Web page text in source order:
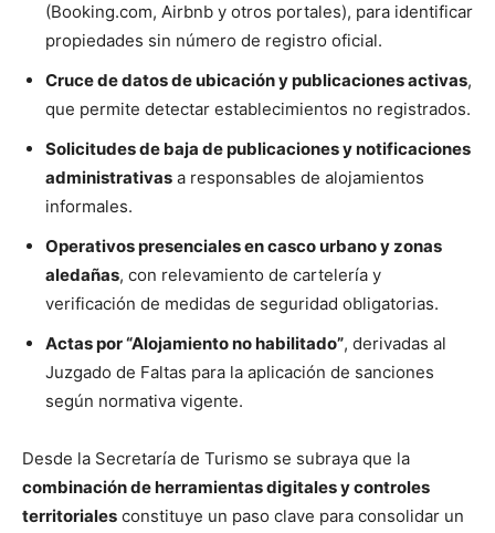
(Booking.com, Airbnb y otros portales), para identificar
propiedades sin número de registro oficial.
Cruce de datos de ubicación y publicaciones activas,
que permite detectar establecimientos no registrados.
Solicitudes de baja de publicaciones y notificaciones
administrativas a responsables de alojamientos
informales.
Operativos presenciales en casco urbano y zonas
aledañas, con relevamiento de cartelería y
verificación de medidas de seguridad obligatorias.
Actas por “Alojamiento no habilitado”, derivadas al
Juzgado de Faltas para la aplicación de sanciones
según normativa vigente.
Desde la Secretaría de Turismo se subraya que la
combinación de herramientas digitales y controles
territoriales constituye un paso clave para consolidar un